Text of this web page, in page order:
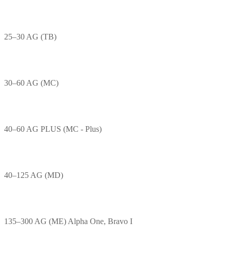
25–30 AG (TB)
30–60 AG (MC)
40–60 AG PLUS (MC - Plus)
40–125 AG (MD)
135–300 AG (ME) Alpha One, Bravo I